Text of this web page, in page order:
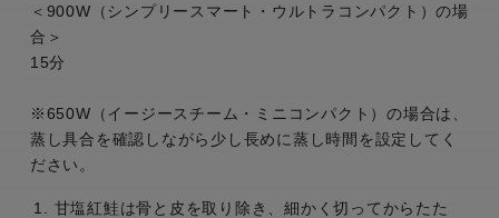
＜900W（シンプリースマート・ウルトラコンパクト）の場
合＞
15分
※650W（イージースチーム・ミニコンパクト）の場合は、
蒸し具合を確認しながら少し長めに蒸し時間を設定してく
ださい。
甘塩紅鮭は骨と皮を取り除き、細かく切ってからたた